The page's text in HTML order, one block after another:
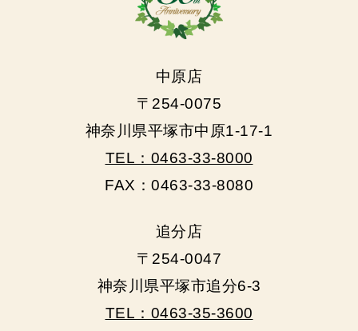
中原店
〒254-0075
神奈川県平塚市中原1-17-1
TEL：0463-33-8000
FAX：0463-33-8080
追分店
〒254-0047
神奈川県平塚市追分6-3
TEL：0463-35-3600